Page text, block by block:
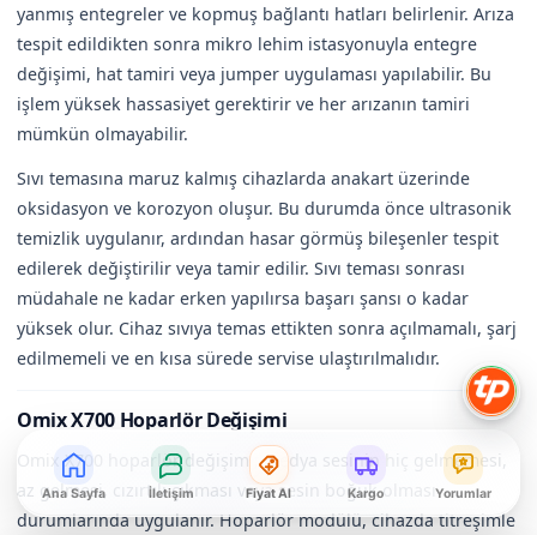
yanmış entegreler ve kopmuş bağlantı hatları belirlenir. Arıza
tespit edildikten sonra mikro lehim istasyonuyla entegre
değişimi, hat tamiri veya jumper uygulaması yapılabilir. Bu
işlem yüksek hassasiyet gerektirir ve her arızanın tamiri
mümkün olmayabilir.
Sıvı temasına maruz kalmış cihazlarda anakart üzerinde
oksidasyon ve korozyon oluşur. Bu durumda önce ultrasonik
temizlik uygulanır, ardından hasar görmüş bileşenler tespit
edilerek değiştirilir veya tamir edilir. Sıvı teması sonrası
müdahale ne kadar erken yapılırsa başarı şansı o kadar
yüksek olur. Cihaz sıvıya temas ettikten sonra açılmamalı, şarj
edilmemeli ve en kısa sürede servise ulaştırılmalıdır.
Omix X700 Hoparlör Değişimi
Omix X700 hoparlör değişimi; medya sesinin hiç gelmemesi,
az gelmesi, cızırtılı çıkması veya sesin boğuk olması
durumlarında uygulanır. Hoparlör modülü, cihazda titreşimle
Ana Sayfa İletişim Fiyat Al Kargo Yorumlar